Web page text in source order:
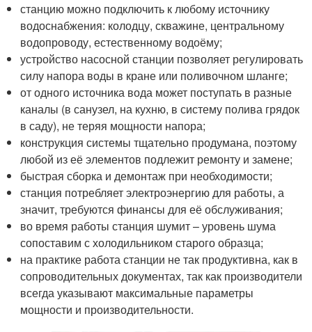
станцию можно подключить к любому источнику
водоснабжения: колодцу, скважине, центральному
водопроводу, естественному водоёму;
устройство насосной станции позволяет регулировать
силу напора воды в кране или поливочном шланге;
от одного источника вода может поступать в разные
каналы (в санузел, на кухню, в систему полива грядок
в саду), не теряя мощности напора;
конструкция системы тщательно продумана, поэтому
любой из её элементов подлежит ремонту и замене;
быстрая сборка и демонтаж при необходимости;
станция потребляет электроэнергию для работы, а
значит, требуются финансы для её обслуживания;
во время работы станция шумит – уровень шума
сопоставим с холодильником старого образца;
на практике работа станции не так продуктивна, как в
сопроводительных документах, так как производители
всегда указывают максимальные параметры
мощности и производительности.